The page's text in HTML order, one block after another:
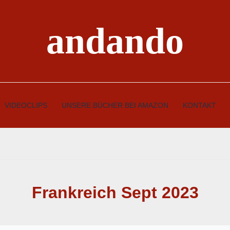
andando
VIDEOCLIPS UNSERE BÜCHER BEI AMAZON KONTAKT
Frankreich Sept 2023